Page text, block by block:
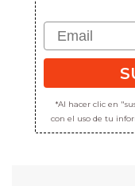
Email
*Al hacer clic en
con el uso de tu